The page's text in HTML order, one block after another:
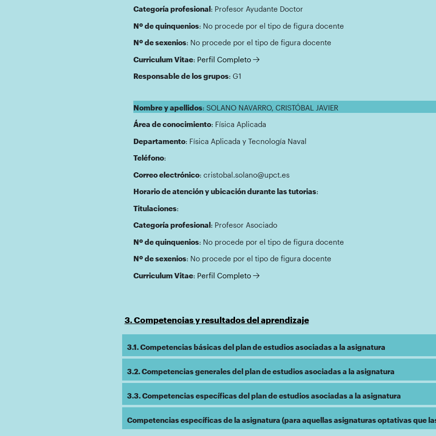
Categoría profesional: Profesor Ayudante Doctor
Nº de quinquenios: No procede por el tipo de figura docente
Nº de sexenios: No procede por el tipo de figura docente
Curriculum Vitae: Perfil Completo
Responsable de los grupos: G1
Nombre y apellidos: SOLANO NAVARRO, CRISTÓBAL JAVIER
Área de conocimiento: Física Aplicada
Departamento: Física Aplicada y Tecnología Naval
Teléfono:
Correo electrónico: cristobal.solano@upct.es
Horario de atención y ubicación durante las tutorias:
Titulaciones:
Categoría profesional: Profesor Asociado
Nº de quinquenios: No procede por el tipo de figura docente
Nº de sexenios: No procede por el tipo de figura docente
Curriculum Vitae: Perfil Completo
3. Competencias y resultados del aprendizaje
3.1. Competencias básicas del plan de estudios asociadas a la asignatura
3.2. Competencias generales del plan de estudios asociadas a la asignatura
3.3. Competencias específicas del plan de estudios asociadas a la asignatura
Competencias específicas de la asignatura (para aquellas asignaturas optativas que